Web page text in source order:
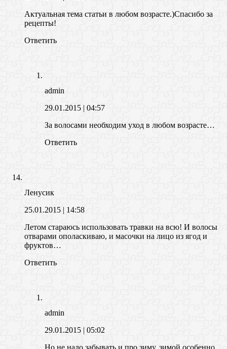
Актуальная тема статьи в любом возрасте.)Спасибо за
рецепты!
Ответить
admin
29.01.2015 | 04:57
За волосами необходим уход в любом возрасте…
Ответить
Ленусик
25.01.2015 | 14:58
Летом стараюсь использовать травки на всю! И волосы
отварами ополаскиваю, и масочки на лицо из ягод и
фруктов…
Ответить
admin
29.01.2015 | 05:02
Но не надо забывать и про зиму, зимой особенно